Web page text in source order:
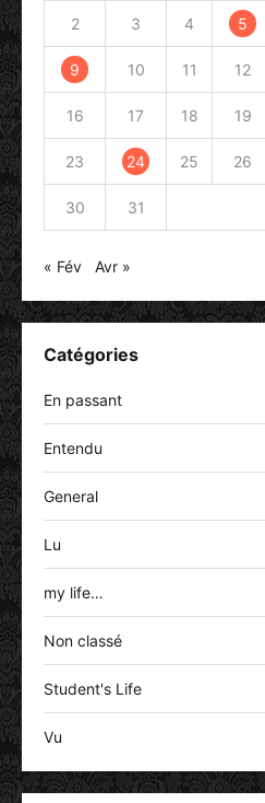
2 3 4 5
9 10 11 12
16 17 18 19
23 24 25 26
30 31
« Fév Avr »
Catégories
En passant
Entendu
General
Lu
my life…
Non classé
Student's Life
Vu